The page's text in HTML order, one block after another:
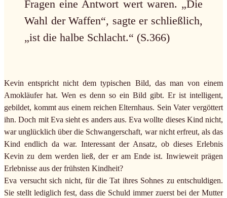
Fragen eine Antwort wert waren. „Die
Wahl der Waffen“, sagte er schließlich,
„ist die halbe Schlacht.“ (S.366)
Kevin entspricht nicht dem typischen Bild, das man von einem
Amokläufer hat. Wen es denn so ein Bild gibt. Er ist intelligent,
gebildet, kommt aus einem reichen Elternhaus. Sein Vater vergöttert
ihn. Doch mit Eva sieht es anders aus. Eva wollte dieses Kind nicht,
war unglücklich über die Schwangerschaft, war nicht erfreut, als das
Kind endlich da war. Interessant der Ansatz, ob dieses Erlebnis
Kevin zu dem werden ließ, der er am Ende ist. Inwieweit prägen
Erlebnisse aus der frühsten Kindheit?
Eva versucht sich nicht, für die Tat ihres Sohnes zu entschuldigen.
Sie stellt lediglich fest, dass die Schuld immer zuerst bei der Mutter